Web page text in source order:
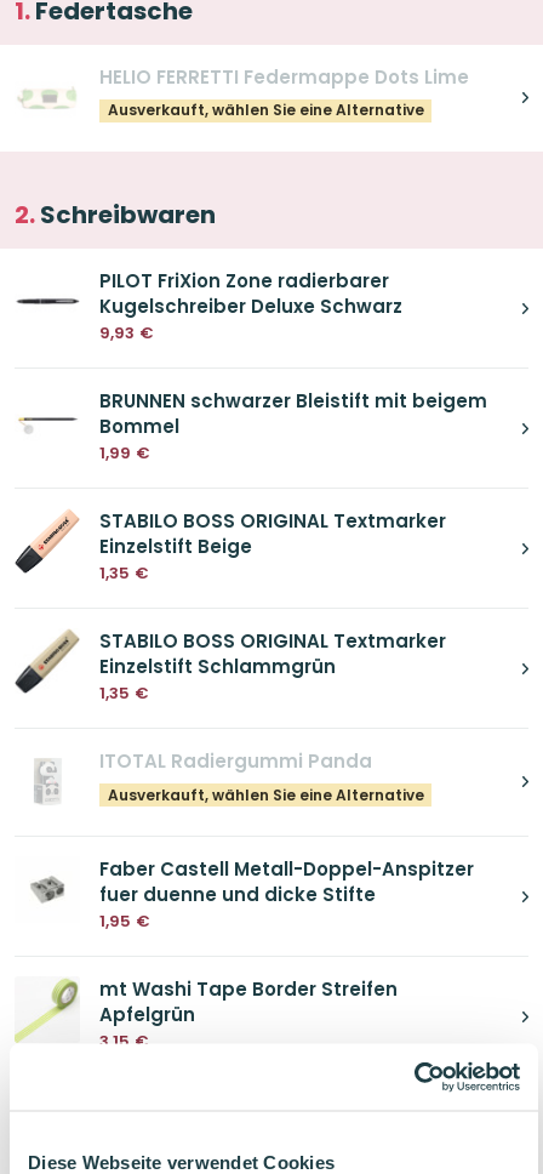
Diese Webseite verwendet Cookies
Federtasche
HELIO FERRETTI Federmappe Dots Lime
Ausverkauft, wählen Sie eine Alternative
Schreibwaren
PILOT FriXion Zone radierbarer
Kugelschreiber Deluxe Schwarz
9,93 €
BRUNNEN schwarzer Bleistift mit beigem
Bommel
1,99 €
STABILO BOSS ORIGINAL Textmarker
Einzelstift Beige
1,35 €
STABILO BOSS ORIGINAL Textmarker
Einzelstift Schlammgrün
1,35 €
ITOTAL Radiergummi Panda
Ausverkauft, wählen Sie eine Alternative
Faber Castell Metall-Doppel-Anspitzer
fuer duenne und dicke Stifte
1,95 €
mt Washi Tape Border Streifen
Apfelgrün
3,15 €